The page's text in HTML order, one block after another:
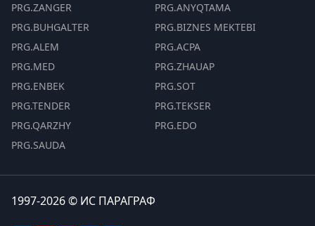
PRG.ZANGER
PRG.BUHGALTER
PRG.ALEM
PRG.MED
PRG.ENBEK
PRG.TENDER
PRG.QARZHY
PRG.SAUDA
PRG.ANYQTAMA
PRG.BIZNES MEKTEBI
PRG.ACPA
PRG.ZHAUAP
PRG.SOT
PRG.TEKSER
PRG.EDO
1997-2026 © ИС ПАРАГРАФ